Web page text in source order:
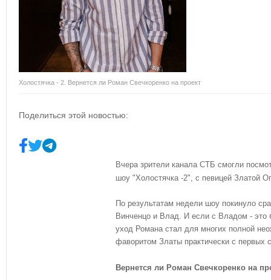
Холостячка - 2. Вернется ли Роман Свечкоренко на проект
Поделиться этой новостью:
Вчера зрители канала СТБ смогли
шоу "Холостячка -2", с певицей Златой
По результатам недели шоу покинуло
Винченцо и Влад. И если с Владом - это
уход Романа стал для многих полной
фаворитом Златы практически с первых
Вернется ли Роман Свечкоренко на